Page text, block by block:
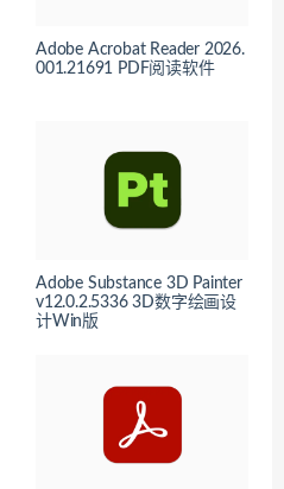
Adobe Acrobat Reader 2026.
001.21691 PDF阅读软件
Adobe Substance 3D Painter
v12.0.2.5336 3D数字绘画设
计Win版